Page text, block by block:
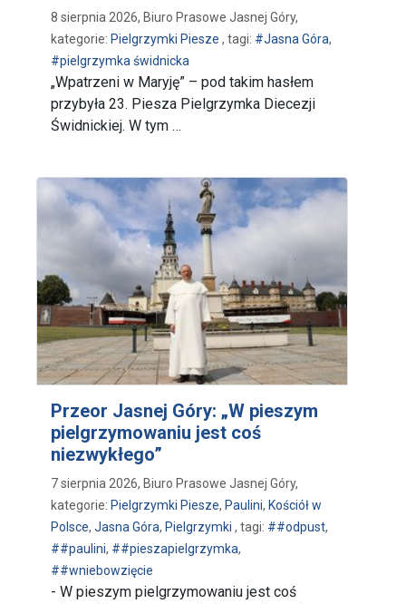
8 sierpnia 2026, Biuro Prasowe Jasnej Góry,
kategorie: Pielgrzymki Piesze , tagi: #Jasna Góra,
#pielgrzymka świdnicka
„Wpatrzeni w Maryję” – pod takim hasłem
przybyła 23. Piesza Pielgrzymka Diecezji
Świdnickiej. W tym …
Przeor Jasnej Góry: „W pieszym
pielgrzymowaniu jest coś
niezwykłego”
7 sierpnia 2026, Biuro Prasowe Jasnej Góry,
kategorie: Pielgrzymki Piesze, Paulini, Kościół w
Polsce, Jasna Góra, Pielgrzymki , tagi: ##odpust,
##paulini, ##pieszapielgrzymka,
##wniebowzięcie
- W pieszym pielgrzymowaniu jest coś